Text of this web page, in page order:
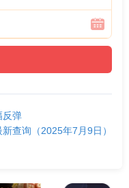
反弹
查询（2025年7月9日）